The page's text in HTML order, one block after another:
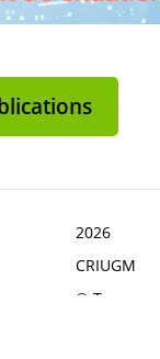
2026
CRIUGM
© Tous